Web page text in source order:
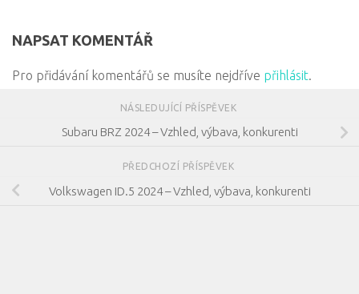
NAPSAT KOMENTÁŘ
Pro přidávání komentářů se musíte nejdříve přihlásit.
NÁSLEDUJÍCÍ PŘÍSPĚVEK
Subaru BRZ 2024 – Vzhled, výbava, konkurenti
PŘEDCHOZÍ PŘÍSPĚVEK
Volkswagen ID.5 2024 – Vzhled, výbava, konkurenti